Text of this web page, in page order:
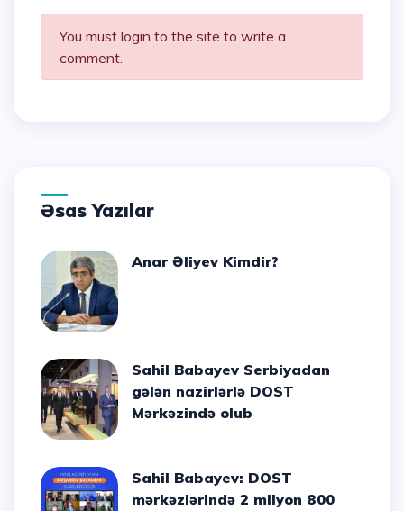
You must login to the site to write a
comment.
Əsas Yazılar
Anar Əliyev Kimdir?
Sahil Babayev Serbiyadan
gələn nazirlərlə DOST
Mərkəzində olub
Sahil Babayev: DOST
mərkəzlərində 2 milyon 800